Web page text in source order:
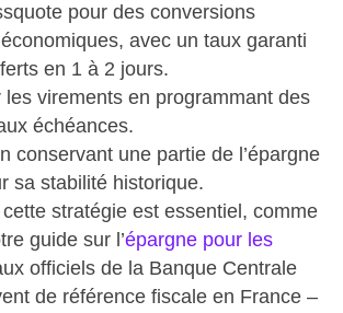
pour des conversions
, avec un taux garanti
en 1 à 2 jours.
les virements en programmant des
échéances.
conservant une partie de l’épargne
sa stabilité historique.
stratégie est essentiel, comme
guide sur l’épargne pour les
officiels de la Banque Centrale
de référence fiscale en France –